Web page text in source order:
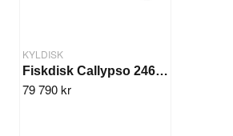
KYLDISK
Fiskdisk Callypso 2465 mm
79 790 kr